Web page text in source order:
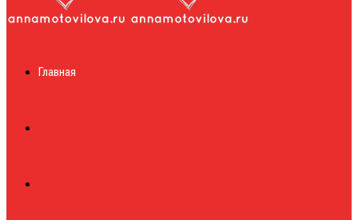
журналГлавная